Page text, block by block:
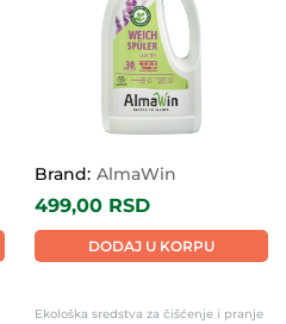
Brand: AlmaWin
499,00 RSD
DODAJ U KORPU
Ekološka sredstva za čišćenje i pranje